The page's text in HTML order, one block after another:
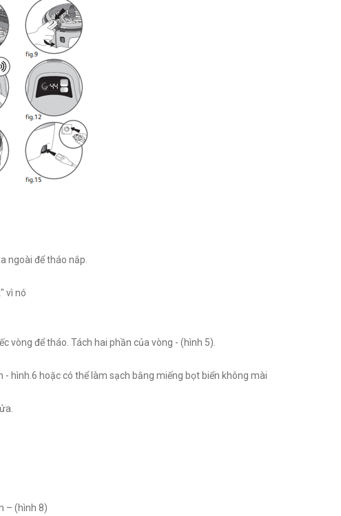
ngoài để tháo nắp.
vì nó
vòng để tháo. Tách hai phần của vòng - (hình 5).
hình.6 hoặc có thể làm sạch bằng miếng bọt biển không mài
– (hình 8)